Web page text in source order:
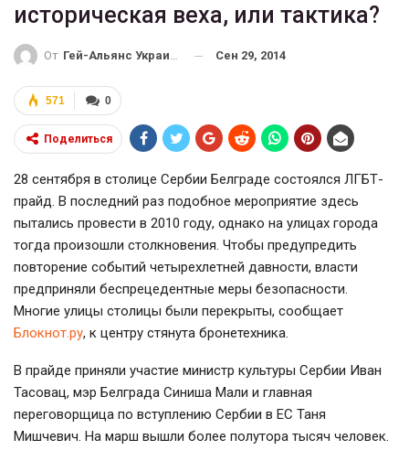
историческая веха, или тактика?
От Гей-Альянс Украина Сен 29, 2014
0
571
Поделиться
28 сентября в столице Сербии Белграде состоялся ЛГБТ-
прайд. В последний раз подобное мероприятие здесь
пытались провести в 2010 году, однако на улицах города
тогда произошли столкновения. Чтобы предупредить
повторение событий четырехлетней давности, власти
предприняли беспрецедентные меры безопасности.
Многие улицы столицы были перекрыты, сообщает
Блокнот.ру, к центру стянута бронетехника.
В прайде приняли участие министр культуры Сербии Иван
Тасовац, мэр Белграда Синиша Мали и главная
переговорщица по вступлению Сербии в ЕС Таня
Мишчевич. На марш вышли более полутора тысяч человек.